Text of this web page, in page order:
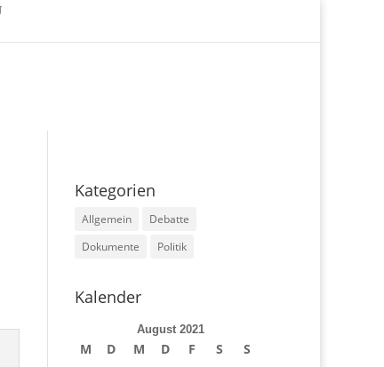
Kategorien
Allgemein
Debatte
Dokumente
Politik
Kalender
August 2021
M D M D F S
S